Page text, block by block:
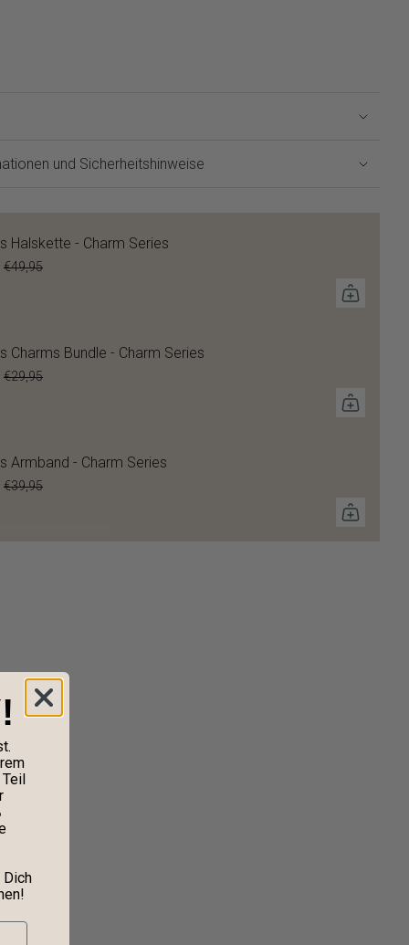
und Sicherheitshinweise
Halskette - Charm Series
€49,95
Charms Bundle - Charm Series
€29,95
Armband - Charm Series
€39,95